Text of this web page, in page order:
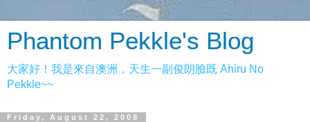
Phantom Pekkle's Blog
大家好！我是來自澳洲，天生一副俊朗臉既 Ahiru No
Pekkle~~
Friday, August 22, 2008